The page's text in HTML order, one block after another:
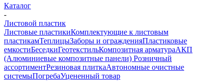
Каталог
-
Листовой пластик
Листовые пластикиКомплектующие к листовым
пластикамТеплицыЗаборы и огражденияПластиковые
емкостиБеседкиГеотекстильКомпозитная арматураАКП
(Алюминиевые композитные панели) Розничный
ассортиментРезиновая плиткаАвтономные очистные
системыПогребаУцененный товар